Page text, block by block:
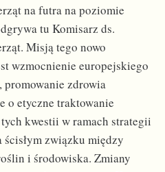
na futra na poziomie
tu Komisarz ds.
Misją tego nowo
wzmocnienie europejskiego
zdrowia
o etyczne traktowanie
kwestii w ramach strategii
związku między
i środowiska. Zmiany